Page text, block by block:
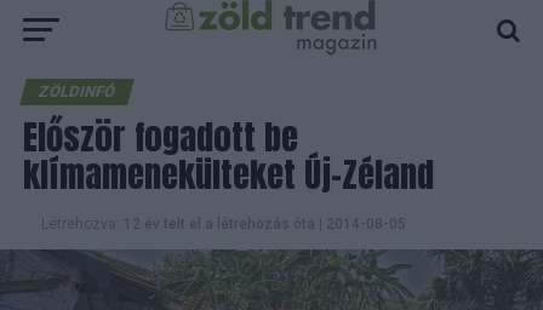
ZÖLDINFÓ
Először fogadott be
klímamenekülteket Új-Zéland
Létrehozva: 12 év telt el a létrehozás óta 2014-08-05